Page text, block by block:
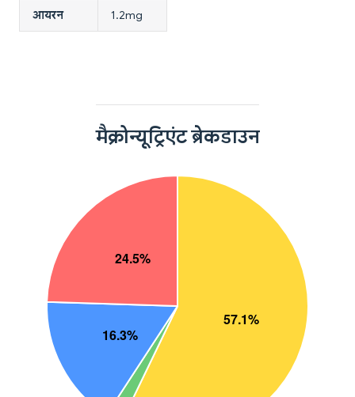
आयरन 1.2mg
मैक्रोन्यूट्रिएंट ब्रेकडाउन